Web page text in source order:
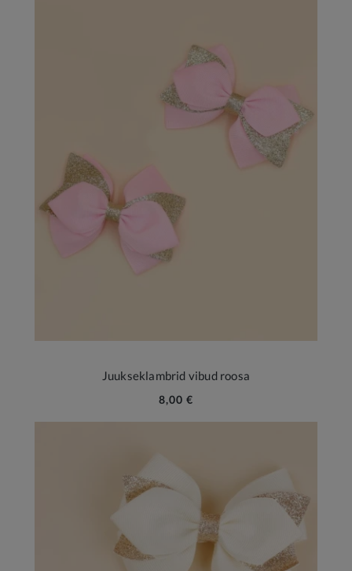
Juukseklambrid vibud roosa
8,00 €